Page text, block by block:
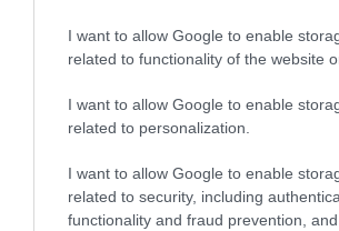
I want to allow Google to enable
related to functionality of the website
I want to allow Google to enable
related to personalization.
I want to allow Google to enable
related to security, including
functionality and fraud prevention,
legújabb válogatásait.
További videók a témában